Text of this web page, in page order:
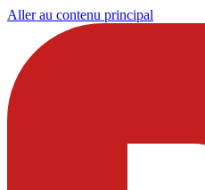
Aller au contenu principal